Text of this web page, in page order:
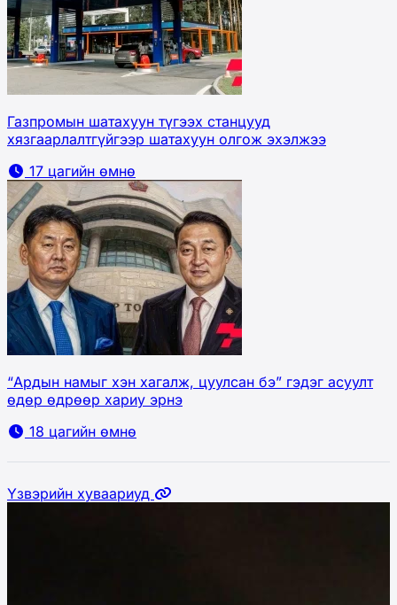
Газпромын шатахуун түгээх станцууд
хязгаарлалтгүйгээр шатахуун олгож эхэлжээ
17 цагийн өмнө
“Ардын намыг хэн хагалж, цуулсан бэ” гэдэг асуулт
өдөр өдрөөр хариу эрнэ
18 цагийн өмнө
Үзвэрийн хуваариуд